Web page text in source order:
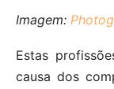
Imagem:
Estas
causa dos